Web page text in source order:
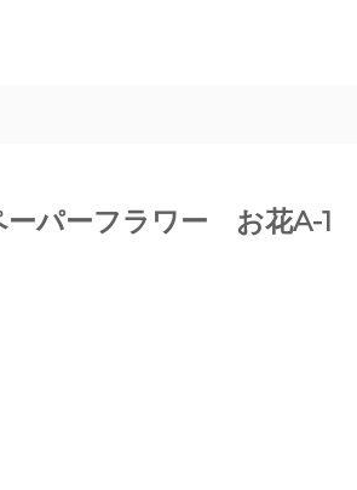
ーパーフラワー お花A-1